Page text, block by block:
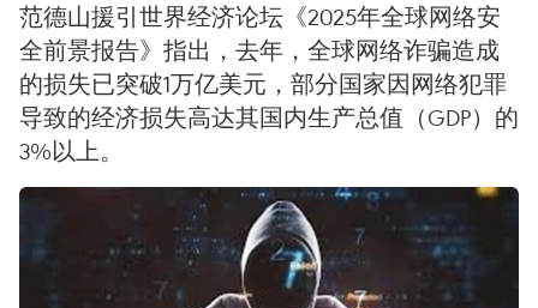
范德山援引世界经济论坛《2025年全球网络安
全前景报告》指出，去年，全球网络诈骗造成
的损失已突破1万亿美元，部分国家因网络犯罪
导致的经济损失高达其国内生产总值（GDP）的
3%以上。